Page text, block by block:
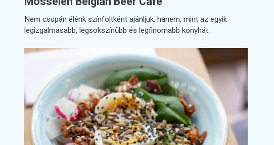
Nem csupán élénk színfoltként ajánljuk, hanem, mint az egyik
legizgalmasabb, legsokszínűbb és legfinomabb konyhát.